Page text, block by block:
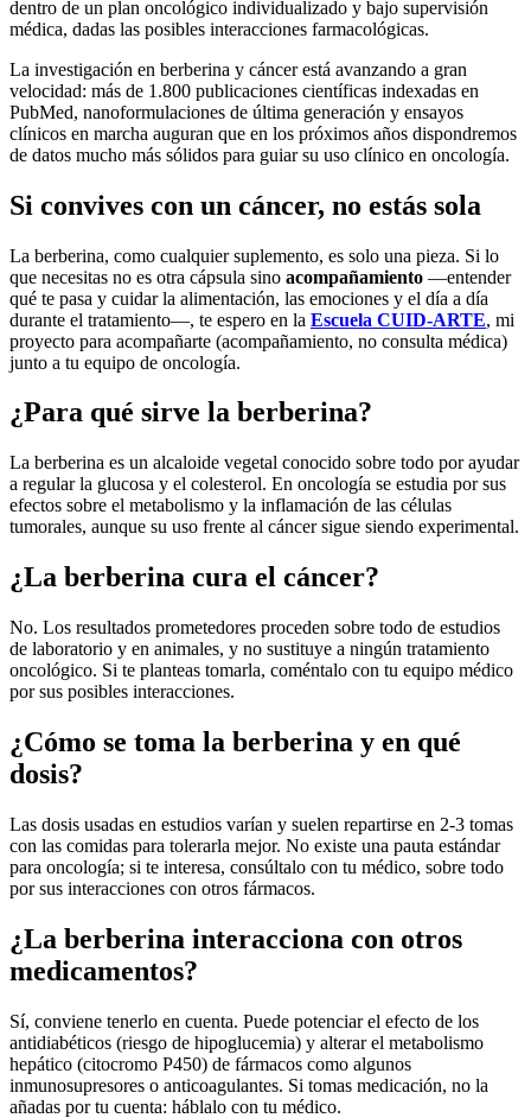
dentro de un plan oncológico individualizado y bajo supervisión
médica, dadas las posibles interacciones farmacológicas.
La investigación en berberina y cáncer está avanzando a gran
velocidad: más de 1.800 publicaciones científicas indexadas en
PubMed, nanoformulaciones de última generación y ensayos
clínicos en marcha auguran que en los próximos años dispondremos
de datos mucho más sólidos para guiar su uso clínico en oncología.
Si convives con un cáncer, no estás sola
La berberina, como cualquier suplemento, es solo una pieza. Si lo
que necesitas no es otra cápsula sino acompañamiento —entender
qué te pasa y cuidar la alimentación, las emociones y el día a día
durante el tratamiento—, te espero en la Escuela CUID-ARTE, mi
proyecto para acompañarte (acompañamiento, no consulta médica)
junto a tu equipo de oncología.
¿Para qué sirve la berberina?
La berberina es un alcaloide vegetal conocido sobre todo por ayudar
a regular la glucosa y el colesterol. En oncología se estudia por sus
efectos sobre el metabolismo y la inflamación de las células
tumorales, aunque su uso frente al cáncer sigue siendo experimental.
¿La berberina cura el cáncer?
No. Los resultados prometedores proceden sobre todo de estudios
de laboratorio y en animales, y no sustituye a ningún tratamiento
oncológico. Si te planteas tomarla, coméntalo con tu equipo médico
por sus posibles interacciones.
¿Cómo se toma la berberina y en qué
dosis?
Las dosis usadas en estudios varían y suelen repartirse en 2-3 tomas
con las comidas para tolerarla mejor. No existe una pauta estándar
para oncología; si te interesa, consúltalo con tu médico, sobre todo
por sus interacciones con otros fármacos.
¿La berberina interacciona con otros
medicamentos?
Sí, conviene tenerlo en cuenta. Puede potenciar el efecto de los
antidiabéticos (riesgo de hipoglucemia) y alterar el metabolismo
hepático (citocromo P450) de fármacos como algunos
inmunosupresores o anticoagulantes. Si tomas medicación, no la
añadas por tu cuenta: háblalo con tu médico.